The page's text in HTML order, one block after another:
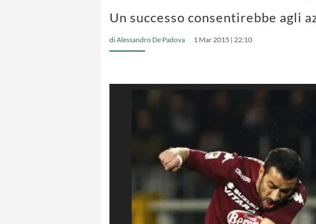
Un successo consentirebbe agli
diAlessandro De Padova 1 Mar 2015 | 22:10